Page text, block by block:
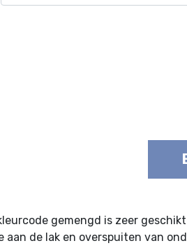
gemengd is zeer
aan de lak en overspuiten van